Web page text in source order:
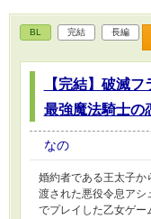
BL 完結 長編
【完結】破滅
最強魔法騎士の
なの
婚約者である王太子か
渡された悪役令息アシ
でプレイした乙女ゲー